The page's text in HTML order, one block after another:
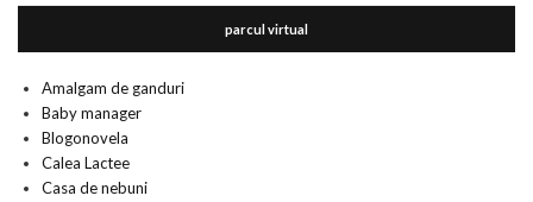
parcul virtual
Amalgam de ganduri
Baby manager
Blogonovela
Calea Lactee
Casa de nebuni